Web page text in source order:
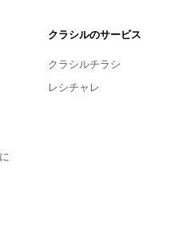
クラシルのサービス
クラシルチラシ
レシチャレ